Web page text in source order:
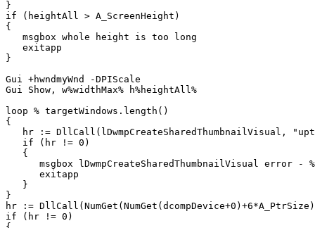
}
if (heightAll > A_ScreenHeight)
{
   msgbox whole height is too long
   exitapp
}
Gui +hwndmyWnd -DPIScale
Gui Show, w%widthMax% h%heightAll%
loop % targetWindows.length()
{
hr := DllCall(lDwmpCreateSharedThumbnailVisual,
   if (hr != 0)
   {
msgbox lDwmpCreateSharedThumbnailVisual error -
      exitapp
   }
}
hr :=
if (hr != 0)